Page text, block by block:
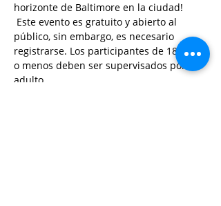
horizonte de Baltimore en la ciudad!
público, sin embargo, es necesario
registrarse. Los participantes de 18 años
o menos deben ser supervisados por un
adulto.